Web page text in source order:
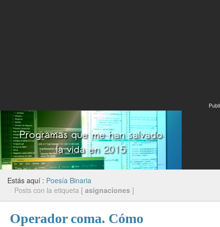
Publi
Estás aquí : Poesía Binaria
/ Posts con la etiqueta [ asignaciones ]
Operador coma. Cómo